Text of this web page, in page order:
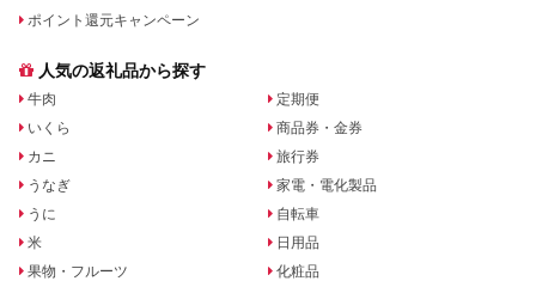
ポイント還元キャンペーン
人気の返礼品から探す
牛肉
いくら
カニ
うなぎ
うに
米
果物・フルーツ
定期便
商品券・金券
旅行券
家電・電化製品
自転車
日用品
化粧品